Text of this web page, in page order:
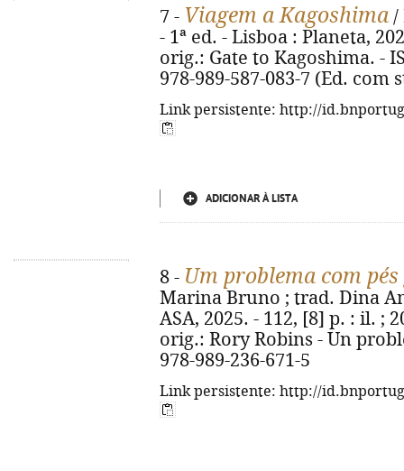
7 - Viagem a Kagoshima /
- 1ª ed. - Lisboa : Planeta,
orig.: Gate to Kagoshima. -
978-989-587-083-7 (Ed. com
Link persistente: http://
ADICIONAR À LISTA
8 - Um problema com
Marina Bruno ; trad. Dina
ASA, 2025. - 112, [8] p. : il. ;
orig.: Rory Robins - Un
978-989-236-671-5
Link persistente: http://